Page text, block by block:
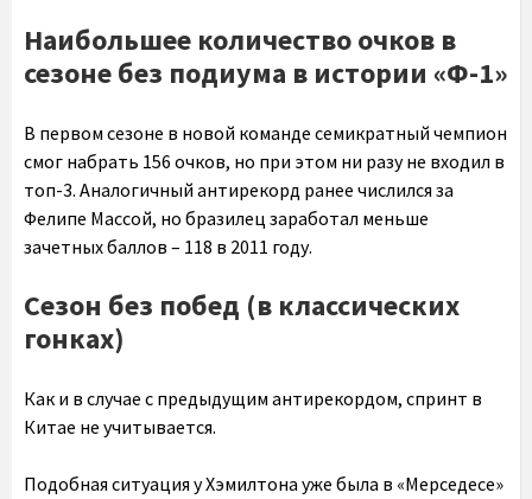
Наибольшее количество очков в
сезоне без подиума в истории «Ф-1»
В первом сезоне в новой команде семикратный чемпион
смог набрать 156 очков, но при этом ни разу не входил в
топ-3. Аналогичный антирекорд ранее числился за
Фелипе Массой, но бразилец заработал меньше
зачетных баллов – 118 в 2011 году.
Сезон без побед (в классических
гонках)
Как и в случае с предыдущим антирекордом, спринт в
Китае не учитывается.
Подобная ситуация у Хэмилтона уже была в «Мерседесе»